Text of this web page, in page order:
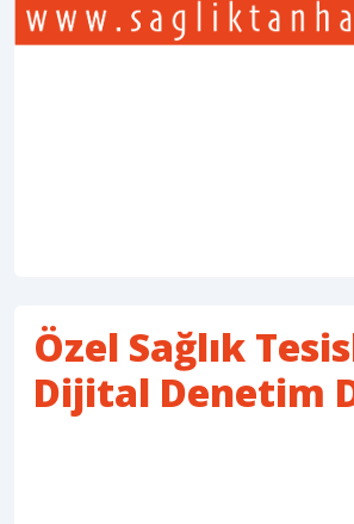
Özel Sağlık
Dijital Denetim